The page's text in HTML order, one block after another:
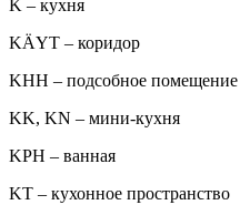
K – кухня
KÄYT – коридор
KHH – подсобное помещение
KK, KN – мини-кухня
KPH – ванная
KT – кухонное пространство